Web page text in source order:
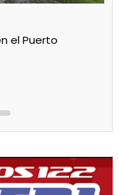
de 11 a 15